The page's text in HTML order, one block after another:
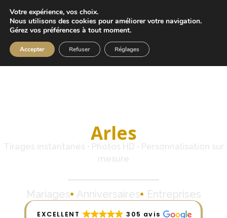
Arles
Tirages instantanés • Photos HD • Personnalisation sur
mesure
Mariages Anniversaires Entreprises
EXCELLENT 305 avis
Votre expérience, vos choix.
Nous utilisons des cookies pour améliorer votre navigation.
Gérez vos préférences à tout moment.
Accepter Refuser Réglages